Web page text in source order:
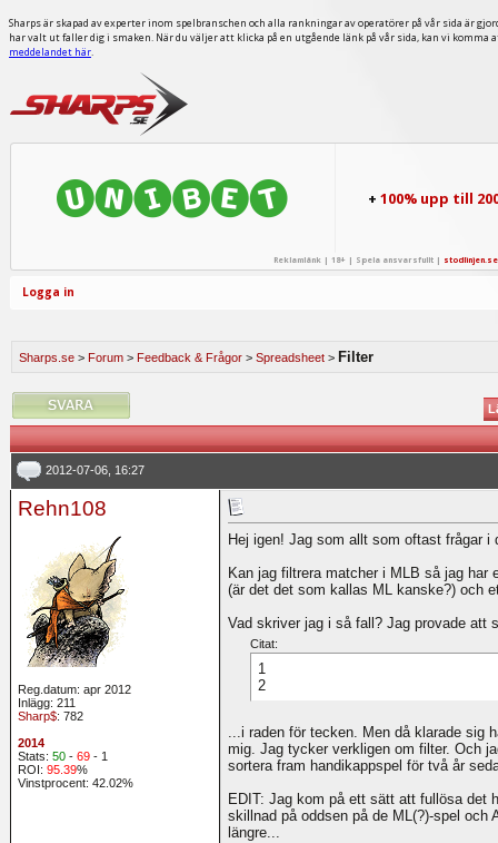
Sharps är skapad av experter inom spelbranschen och alla rankningar av operatörer på vår sida är
har valt ut faller dig i smaken. När du väljer att klicka på en utgående länk på vår sida, kan vi
meddelandet här.
+100% upp till
Reklamlänk | 18+ | Spela ansvarsfullt | stodlinjen.se
Logga in
Sharps.se > Forum > Feedback & Frågor > Spreadsheet > Filter
2012-07-06, 16:27
Rehn108
Reg.datum: apr 2012
Inlägg: 211
Sharp$: 782
2014
Stats: 50 - 69 - 1
ROI: 95.39%
Vinstprocent: 42.02%
Hej igen! Jag som allt som oftast frågar i
Kan jag filtrera matcher i MLB så jag har
(är det det som kallas ML kanske?) och
Vad skriver jag i så fall? Jag provade att
Citat:
1
2
...i raden för tecken. Men då klarade sig
mig. Jag tycker verkligen om filter. Och
sortera fram handikappspel för två år
EDIT: Jag kom på ett sätt att fullösa det
skillnad på oddsen på de ML(?)-spel och
längre...